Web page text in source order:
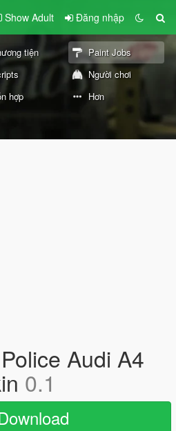
Show Adult Đăng nhập
tiện
Paint Jobs
Người chơi
hợp Hơn
Audi A4
0.1